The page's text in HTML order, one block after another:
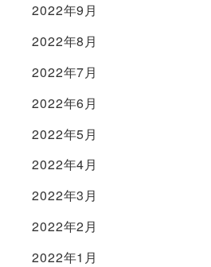
2022年9月
2022年8月
2022年7月
2022年6月
2022年5月
2022年4月
2022年3月
2022年2月
2022年1月